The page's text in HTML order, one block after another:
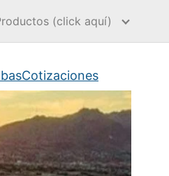
(click aquí)
Cotizaciones